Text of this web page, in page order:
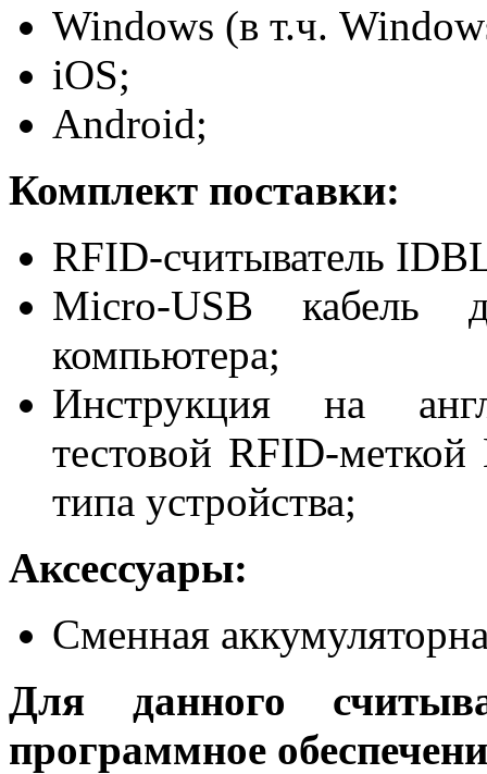
Windows (в т.ч.
iOS;
Android;
Комплект поставки:
RFID-считыватель
Micro-USB кабель
компьютера;
Инструкция на
тестовой RFID-
типа устройства;
Аксессуары:
Сменная
Для данного
программное